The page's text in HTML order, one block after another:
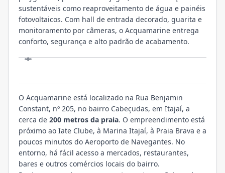
sustentáveis como reaproveitamento de água e painéis
fotovoltaicos. Com hall de entrada decorado, guarita e
monitoramento por câmeras, o Acquamarine entrega
conforto, segurança e alto padrão de acabamento.
O Acquamarine está localizado na Rua Benjamin
Constant, nº 205, no bairro Cabeçudas, em Itajaí, a
cerca de 200 metros da praia. O empreendimento está
próximo ao Iate Clube, à Marina Itajaí, à Praia Brava e a
poucos minutos do Aeroporto de Navegantes. No
entorno, há fácil acesso a mercados, restaurantes,
bares e outros comércios locais do bairro.